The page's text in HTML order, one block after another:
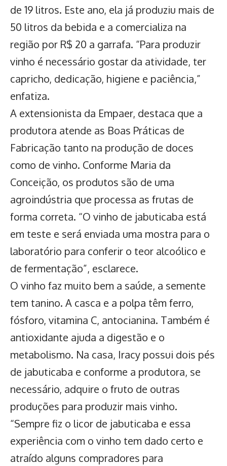
de 19 litros. Este ano, ela já produziu mais de
50 litros da bebida e a comercializa na
região por R$ 20 a garrafa. “Para produzir
vinho é necessário gostar da atividade, ter
capricho, dedicação, higiene e paciência,”
enfatiza.
A extensionista da Empaer, destaca que a
produtora atende as Boas Práticas de
Fabricação tanto na produção de doces
como de vinho. Conforme Maria da
Conceição, os produtos são de uma
agroindústria que processa as frutas de
forma correta. “O vinho de jabuticaba está
em teste e será enviada uma mostra para o
laboratório para conferir o teor alcoólico e
de fermentação”, esclarece.
O vinho faz muito bem a saúde, a semente
tem tanino. A casca e a polpa têm ferro,
fósforo, vitamina C, antocianina. Também é
antioxidante ajuda a digestão e o
metabolismo. Na casa, Iracy possui dois pés
de jabuticaba e conforme a produtora, se
necessário, adquire o fruto de outras
produções para produzir mais vinho.
“Sempre fiz o licor de jabuticaba e essa
experiência com o vinho tem dado certo e
atraído alguns compradores para